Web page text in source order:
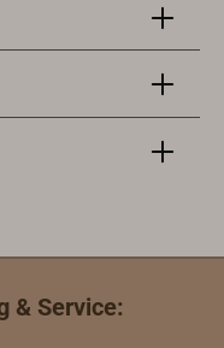
& Service: